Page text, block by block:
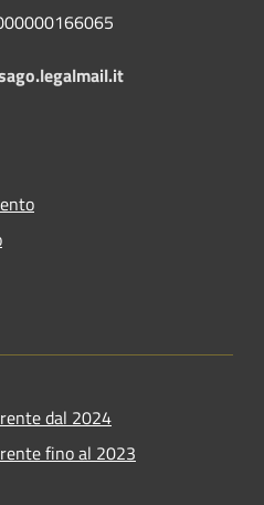
dal 2024
fino al 2023